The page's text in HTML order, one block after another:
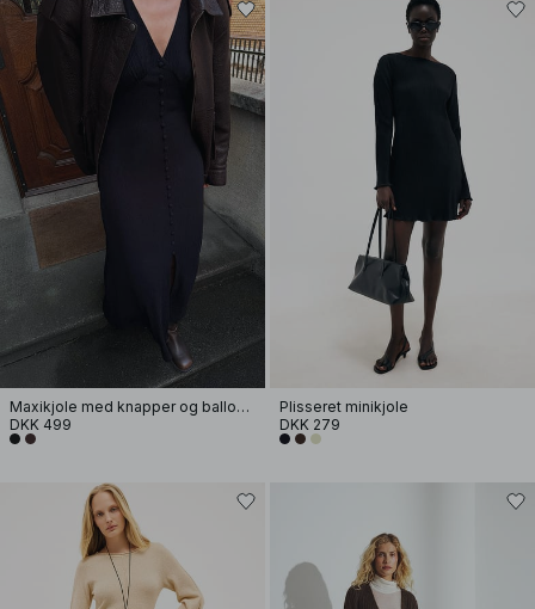
Maxikjole med knapper og ballonærmer
DKK 499
Plisseret minikjole
DKK 279